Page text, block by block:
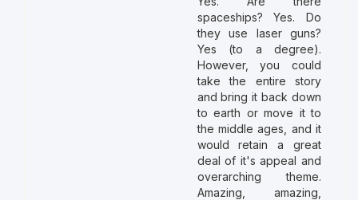
spaceships? Yes. Do
they use laser guns?
Yes (to a degree).
However, you could
take the entire story
and bring it back down
to earth or move it to
the middle ages, and it
would retain a great
deal of it's appeal and
overarching theme.
Amazing, amazing,